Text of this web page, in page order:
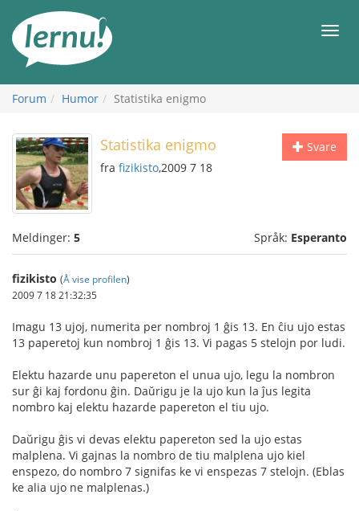
innholdet
Meny
Forum Humor Statistika enigmo
Svare
Statistika enigmo
fra fizikisto,2009 7 18
Meldinger: 5 Språk: Esperanto
fizikisto (Å vise profilen)
2009 7 18 21:32:35
Imagu 13 ujoj, numerita per nombroj 1 ĝis 13. En ĉiu ujo estas
13 paperetoj kun nombroj 1 ĝis 13. Vi pagas 5 stelojn por ludi.
Elektu hazarde unu papereton el unua ujo, legu la nombron
sur ĝi kaj fordonu ĝin. Daŭrigu je la ujo kun la ĵus legita
nombro kaj elektu hazarde papereton el tiu ujo.
Daŭrigu ĝis vi devas elektu papereton sed la ujo estas
malplena. Vi gajnas la nombro de tiu malplena ujo kiel
enspezo, do nombro 7 signifas ke vi enspezas 7 stelojn. (Eblas
ke alia ujo ne malplenas.)